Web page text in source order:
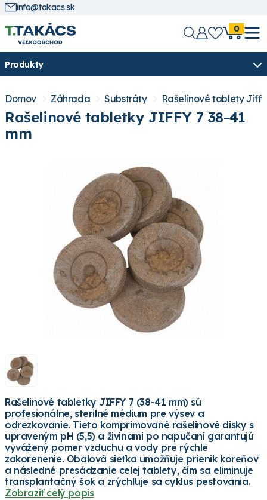
info@takacs.sk
0
Produkty
Domov Záhrada Substráty Rašelinové tablety Jiffy
Rašelinové tabletky JIFFY 7 38-41
mm
Rašelinové tabletky JIFFY 7 (38-41 mm) sú
profesionálne, sterilné médium pre výsev a
odrezkovanie. Tieto komprimované rašelinové disky s
upraveným pH (5,5) a živinami po napučaní garantujú
vyvážený pomer vzduchu a vody pre rýchle
zakorenenie. Obalová sieťka umožňuje prienik koreňov
a následné presádzanie celej tablety, čím sa eliminuje
transplantačný šok a zrýchľuje sa cyklus pestovania.
Zobraziť celý popis